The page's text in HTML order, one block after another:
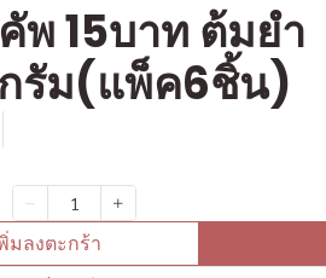
พ 15บาท ต้มยำ
รัม(แพ็ค6ชิ้น)
มลงตะกร้า